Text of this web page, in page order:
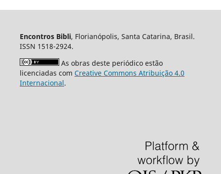
Encontros Bibli, Florianópolis, Santa Catarina, Brasil.
ISSN 1518-2924.
As obras deste periódico estão
licenciadas com Creative Commons Atribuição 4.0
Internacional.